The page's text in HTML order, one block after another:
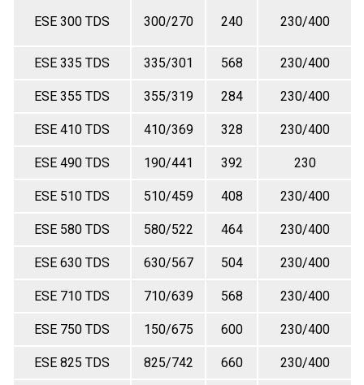
ESE 300 TDS 300/270 240 230/400
ESE 335 TDS 335/301 568 230/400
ESE 355 TDS 355/319 284 230/400
ESE 410 TDS 410/369 328 230/400
ESE 490 TDS 190/441 392 230
ESE 510 TDS 510/459 408 230/400
ESE 580 TDS 580/522 464 230/400
ESE 630 TDS 630/567 504 230/400
ESE 710 TDS 710/639 568 230/400
ESE 750 TDS 150/675 600 230/400
ESE 825 TDS 825/742 660 230/400